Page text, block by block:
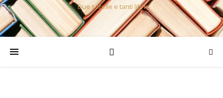
Due sorelle e tanti libri